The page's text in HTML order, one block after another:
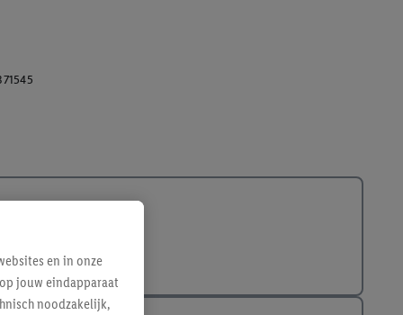
en in onze
jouw eindapparaat
noodzakelijk,